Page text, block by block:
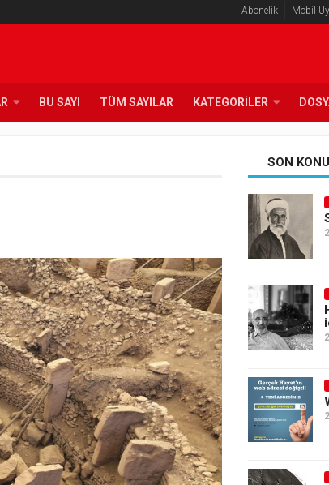
Abonelik Mobil
BU SAYI TÜM SAYILAR KATEGORILER
SON